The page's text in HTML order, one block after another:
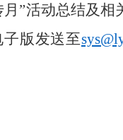
”活动总结及
版发送至